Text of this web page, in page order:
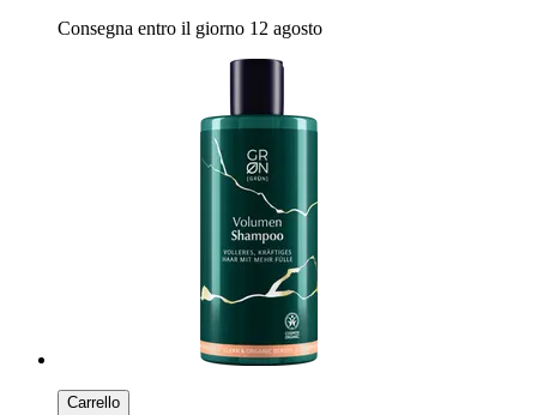
Consegna entro il giorno 12 agosto
Carrello